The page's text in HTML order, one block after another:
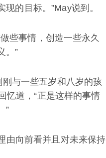
的目标。”May说到。
些事情，创造一些永久
。”
与一些五岁和八岁的孩
忆道，“正是这样的事情
”
由向前看并且对未来保持